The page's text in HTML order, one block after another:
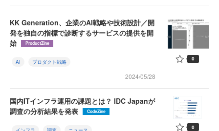
KK Generation、企業のAI戦略や技術設計／開
発を独自の指標で診断するサービスの提供を開
始
ProductZine
AI プロダクト戦略
2024/05/28
0
国内ITインフラ運用の課題とは？ IDC Japanが
調査の分析結果を発表
CodeZine
0